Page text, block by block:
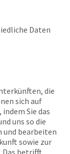
Daten
die
sich auf
Sie das
uns so die
und bearbeiten
sowie zur
Das betrifft